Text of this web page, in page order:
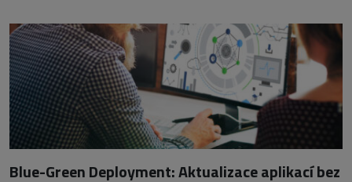
Blue-Green Deployment: Aktualizace aplikací bez